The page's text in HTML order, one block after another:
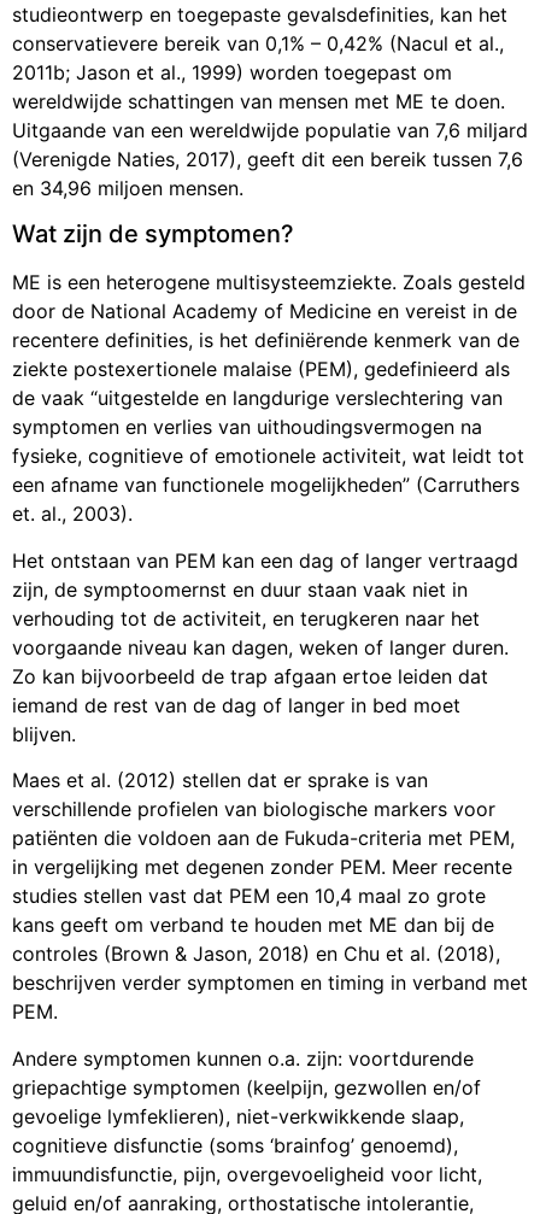
studieontwerp en toegepaste gevalsdefinities, kan het
conservatievere bereik van 0,1% – 0,42% (Nacul et al.,
2011b; Jason et al., 1999) worden toegepast om
wereldwijde schattingen van mensen met ME te doen.
Uitgaande van een wereldwijde populatie van 7,6 miljard
(Verenigde Naties, 2017), geeft dit een bereik tussen 7,6
en 34,96 miljoen mensen.
Wat zijn de symptomen?
ME is een heterogene multisysteemziekte. Zoals gesteld
door de National Academy of Medicine en vereist in de
recentere definities, is het definiërende kenmerk van de
ziekte postexertionele malaise (PEM), gedefinieerd als
de vaak “uitgestelde en langdurige verslechtering van
symptomen en verlies van uithoudingsvermogen na
fysieke, cognitieve of emotionele activiteit, wat leidt tot
een afname van functionele mogelijkheden” (Carruthers
et. al., 2003).
Het ontstaan van PEM kan een dag of langer vertraagd
zijn, de symptoomernst en duur staan vaak niet in
verhouding tot de activiteit, en terugkeren naar het
voorgaande niveau kan dagen, weken of langer duren.
Zo kan bijvoorbeeld de trap afgaan ertoe leiden dat
iemand de rest van de dag of langer in bed moet
blijven.
Maes et al. (2012) stellen dat er sprake is van
verschillende profielen van biologische markers voor
patiënten die voldoen aan de Fukuda-criteria met PEM,
in vergelijking met degenen zonder PEM. Meer recente
studies stellen vast dat PEM een 10,4 maal zo grote
kans geeft om verband te houden met ME dan bij de
controles (Brown & Jason, 2018) en Chu et al. (2018),
beschrijven verder symptomen en timing in verband met
PEM.
Andere symptomen kunnen o.a. zijn: voortdurende
griepachtige symptomen (keelpijn, gezwollen en/of
gevoelige lymfeklieren), niet-verkwikkende slaap,
cognitieve disfunctie (soms ‘brainfog’ genoemd),
immuundisfunctie, pijn, overgevoeligheid voor licht,
geluid en/of aanraking, orthostatische intolerantie,